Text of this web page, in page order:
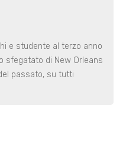
e studente al terzo anno
sfegatato di New Orleans
passato, su tutti